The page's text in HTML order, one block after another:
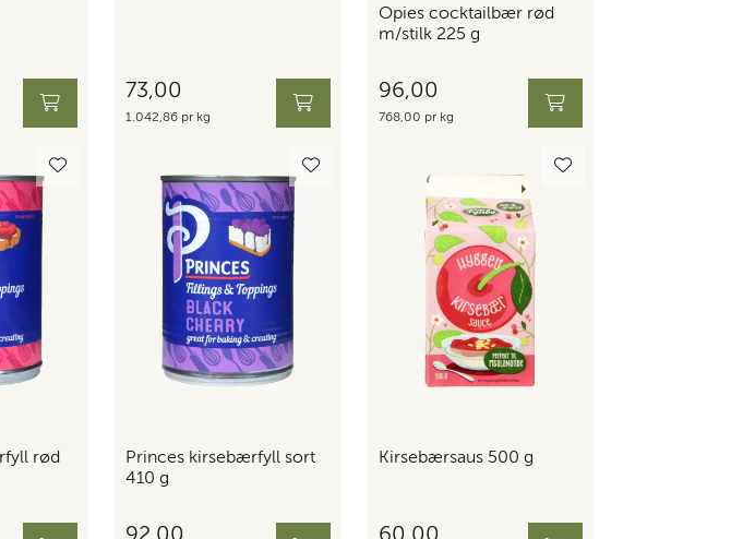
73,00
1.042,86 pr kg
Opies cocktailbær rød
m/stilk 225 g
96,00
768,00 pr kg
rød
Princes kirsebærfyll sort
410 g
Kirsebærsaus 500 g